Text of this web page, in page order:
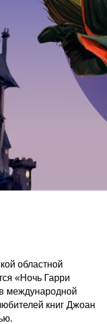
областной
«Ночь Гарри
международной
книг Джоан